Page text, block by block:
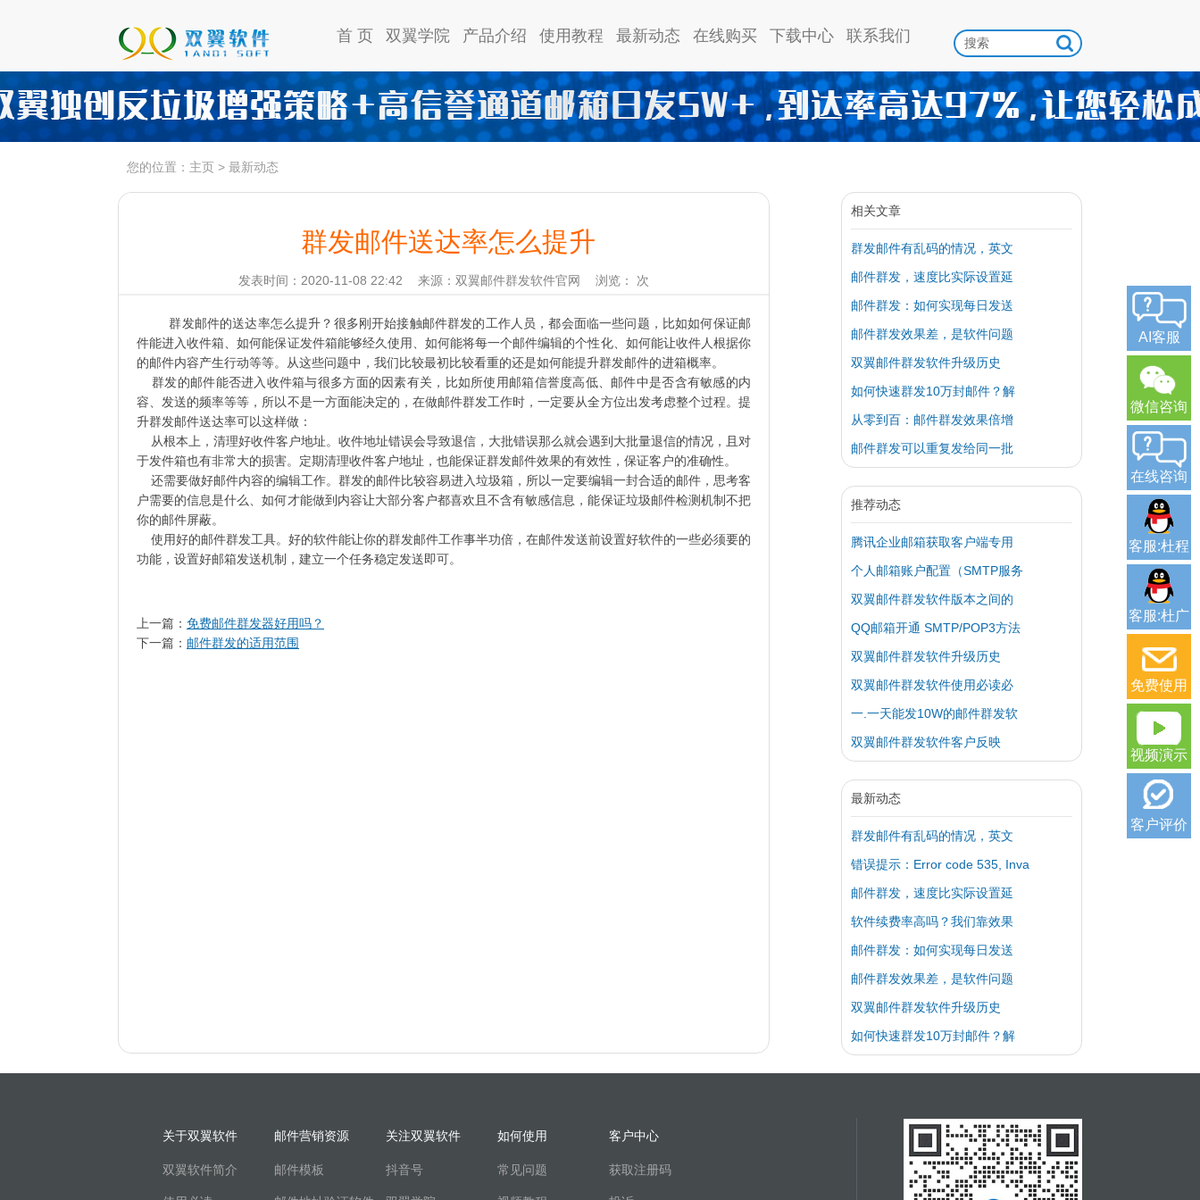
首 页 双翼学院 产品介绍 使用教程 最新动态 在线购买 下载中心 联系我们
您的位置： 主页 > 最新动态
群发邮件送达率怎么提升
发表时间：2020-11-08 22:42 来源：双翼邮件群发软件官网 浏览： 次
群发邮件的送达率怎么提升？很多刚开始接触邮件群发的工作人员，都会面临一些问题，比如如何保证邮
件能进入收件箱、如何能保证发件箱能够经久使用、如何能将每一个邮件编辑的个性化、如何能让收件人根据你
的邮件内容产生行动等等。从这些问题中，我们比较最初比较看重的还是如何能提升群发邮件的进箱概率。
群发的邮件能否进入收件箱与很多方面的因素有关，比如所使用邮箱信誉度高低、邮件中是否含有敏感的内
容、发送的频率等等，所以不是一方面能决定的，在做邮件群发工作时，一定要从全方位出发考虑整个过程。提
升群发邮件送达率可以这样做：
从根本上，清理好收件客户地址。收件地址错误会导致退信，大批错误那么就会遇到大批量退信的情况，且对
于发件箱也有非常大的损害。定期清理收件客户地址，也能保证群发邮件效果的有效性，保证客户的准确性。
还需要做好邮件内容的编辑工作。群发的邮件比较容易进入垃圾箱，所以一定要编辑一封合适的邮件，思考客
户需要的信息是什么、如何才能做到内容让大部分客户都喜欢且不含有敏感信息，能保证垃圾邮件检测机制不把
你的邮件屏蔽。
使用好的邮件群发工具。好的软件能让你的群发邮件工作事半功倍，在邮件发送前设置好软件的一些必须要的
功能，设置好邮箱发送机制，建立一个任务稳定发送即可。
上一篇： 免费邮件群发器好用吗？
下一篇： 邮件群发的适用范围
相关文章
群发邮件有乱码的情况，英文
邮件群发，速度比实际设置延
邮件群发：如何实现每日发送
邮件群发效果差，是软件问题
双翼邮件群发软件升级历史
如何快速群发10万封邮件？解
从零到百：邮件群发效果倍增
邮件群发可以重复发给同一批
推荐动态
腾讯企业邮箱获取客户端专用
个人邮箱账户配置（SMTP服务
双翼邮件群发软件版本之间的
QQ邮箱开通 SMTP/POP3方法
双翼邮件群发软件升级历史
双翼邮件群发软件使用必读必
一.一天能发10W的邮件群发软
双翼邮件群发软件客户反映
最新动态
群发邮件有乱码的情况，英文
错误提示：Error code 535, Inva
邮件群发，速度比实际设置延
软件续费率高吗？我们靠效果
邮件群发：如何实现每日发送
邮件群发效果差，是软件问题
双翼邮件群发软件升级历史
如何快速群发10万封邮件？解
关于双翼软件
双翼软件简介
邮件营销资源
邮件模板
关注双翼软件
抖音号
如何使用
常见问题
客户中心
获取注册码
AI客服
微信咨询
在线咨询
客服:杜程
客服:杜广
免费使用
视频演示
客户评价